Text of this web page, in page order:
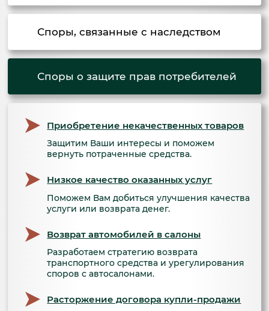
Споры, связанные с наследством
Споры о защите прав потребителей
Приобретение некачественных товаров
Защитим Ваши интересы и поможем
вернуть потраченные средства.
Низкое качество оказанных услуг
Поможем Вам добиться улучшения качества
услуги или возврата денег.
Возврат автомобилей в салоны
Разработаем стратегию возврата
транспортного средства и урегулирования
споров с автосалонами.
Расторжение договора купли-продажи